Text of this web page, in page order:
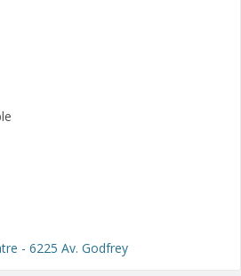
- 6225 Av. Godfrey